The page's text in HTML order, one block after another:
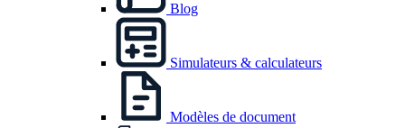
Blog
Simulateurs & calculateurs
Modèles de document